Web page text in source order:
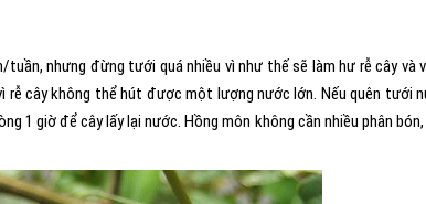
nhưng đừng tưới quá nhiều vì như thế sẽ làm hư rễ cây và
cây không thể hút được một lượng nước lớn. Nếu quên tưới
1 giờ để cây lấy lại nước. Hồng môn không cần nhiều phân